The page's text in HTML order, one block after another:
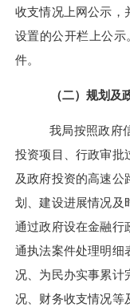
收支情况上网公示，
设置的公开栏上公示
件。
（二）规划
我局按照政府
投资项目、行政审批
及政府投资的高速公
划、建设进展情况及
通过政府设在金融行
通执法案件处理明细
况、为民办实事累计
况、财务收支情况等